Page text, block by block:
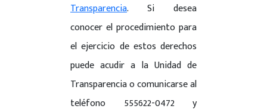
Transparencia. Si desea
conocer el procedimiento para
el ejercicio de estos derechos
puede acudir a la Unidad de
Transparencia o comunicarse al
teléfono 555622-0472 y